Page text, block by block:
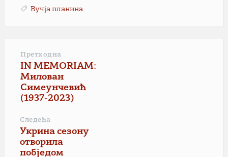
Вучја планина
Претходна
IN MEMORIAM:
Милован
Симеунчевић
(1937-2023)
Следећа
Укрина сезону
отворила
побједом